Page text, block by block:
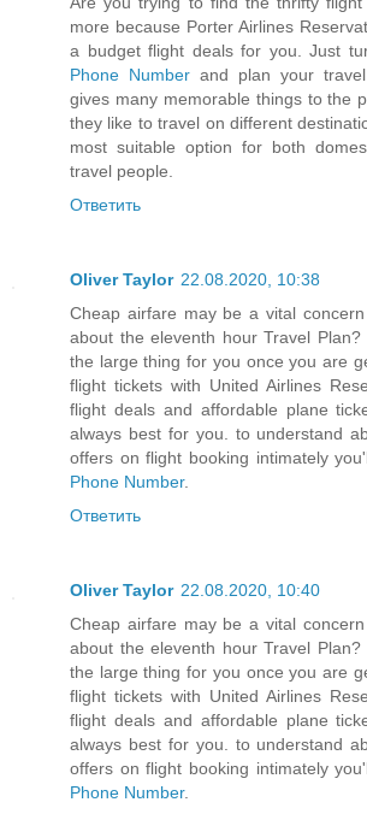
more because Porter Airlines
a budget flight deals for you. Just
Phone Number and plan your
gives many memorable things to the
they like to travel on different
most suitable option for both
travel people.
Ответить
Oliver Taylor 22.08.2020, 10:38
Cheap airfare may be a vital
about the eleventh hour Travel
the large thing for you once you are
flight tickets with United Airlines
flight deals and affordable plane
always best for you. to understand
offers on flight booking intimately
Phone Number.
Ответить
Oliver Taylor 22.08.2020, 10:40
Cheap airfare may be a vital
about the eleventh hour Travel
the large thing for you once you are
flight tickets with United Airlines
flight deals and affordable plane
always best for you. to understand
offers on flight booking intimately
Phone Number.